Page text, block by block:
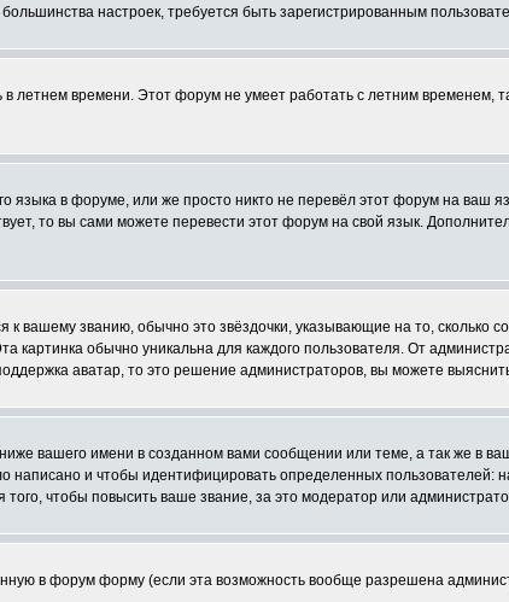
настроек, требуется быть зарегистрированным
летнем времени. Этот форум не умеет работать с летним временем,
языка в форуме, или же просто никто не перевёл этот форум на ваш
то вы сами можете перевести этот форум на свой язык.
к вашему званию, обычно это звёздочки, указывающие на то,
обычно уникальна для каждого пользователя. От
аватар, то это решение администраторов, вы можете
вашего имени в созданном вами сообщении или теме, а так же в
написано и чтобы идентифицировать определенных
чтобы повысить ваше звание, за это модератор или
в форум форму (если эта возможность вообще разрешена